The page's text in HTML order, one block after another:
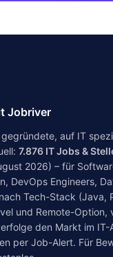
Jobriver
auf IT
7.876 IT Jobs &
2026) – für
DevOps Engineers,
Tech-Stack (Java,
und Remote-Option,
den Markt im IT-
per Job-Alert. Für